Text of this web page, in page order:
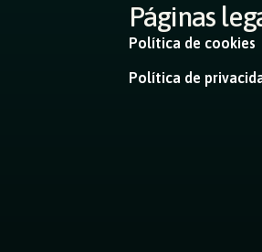
Páginas
Política de cookies
Política de